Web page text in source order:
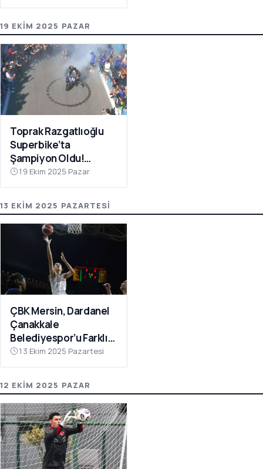
19 EKIM 2025 PAZAR
Toprak Razgatlıoğlu
Superbike’ta
Şampiyon Oldu!
Rakibinin Skandal
Hamlesi Tepki Çekti
19 Ekim 2025 Pazar
13 EKIM 2025 PAZARTESI
ÇBK Mersin, Dardanel
Çanakkale
Belediyespor’u Farklı
Geçti: 112-78
13 Ekim 2025 Pazartesi
12 EKIM 2025 PAZAR